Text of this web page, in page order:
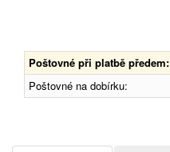
Poštovné při platbě předem:
Poštovné na dobírku: